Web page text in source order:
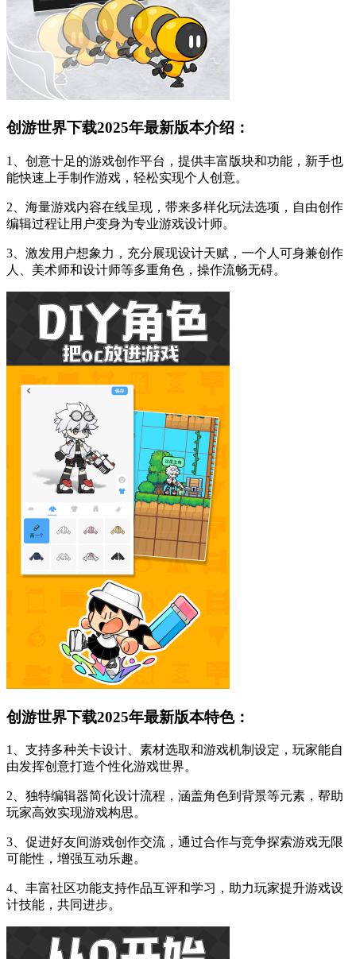
创游世界下载2025年最新版本介绍：
1、创意十足的游戏创作平台，提供丰富版块和功能，新手也
能快速上手制作游戏，轻松实现个人创意。
2、海量游戏内容在线呈现，带来多样化玩法选项，自由创作
编辑过程让用户变身为专业游戏设计师。
3、激发用户想象力，充分展现设计天赋，一个人可身兼创作
人、美术师和设计师等多重角色，操作流畅无碍。
创游世界下载2025年最新版本特色：
1、支持多种关卡设计、素材选取和游戏机制设定，玩家能自
由发挥创意打造个性化游戏世界。
2、独特编辑器简化设计流程，涵盖角色到背景等元素，帮助
玩家高效实现游戏构思。
3、促进好友间游戏创作交流，通过合作与竞争探索游戏无限
可能性，增强互动乐趣。
4、丰富社区功能支持作品互评和学习，助力玩家提升游戏设
计技能，共同进步。